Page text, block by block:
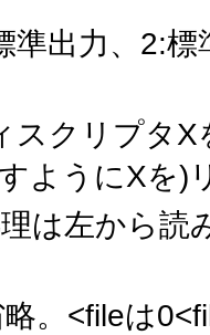
準出力、2:
スクリプタ
ようにXを)
は左から
。<fileは